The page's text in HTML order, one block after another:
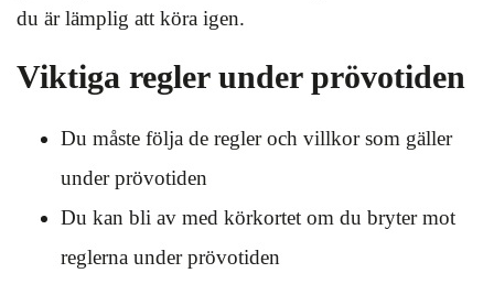
du är lämplig att köra igen.
Viktiga regler under prövotiden
Du måste följa de regler och villkor som gäller
under prövotiden
Du kan bli av med körkortet om du bryter mot
reglerna under prövotiden